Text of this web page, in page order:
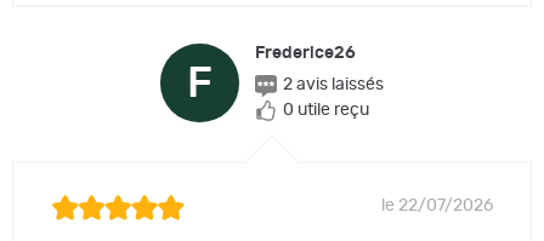
F
Frederice26
2 avis laissés
0 utile reçu
le 22/07/2026